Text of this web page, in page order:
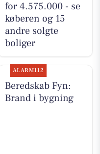
for 4.575.000 - se
køberen og 15
andre solgte
boliger
ALARM112
Beredskab Fyn:
Brand i bygning